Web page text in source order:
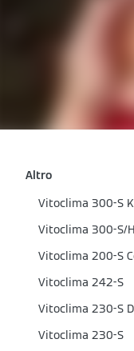
Altro
Vitoclima 300-S
Vitoclima 300-S/
Vitoclima 200-S
Vitoclima 242-S
Vitoclima 230-S
Vitoclima 230-S